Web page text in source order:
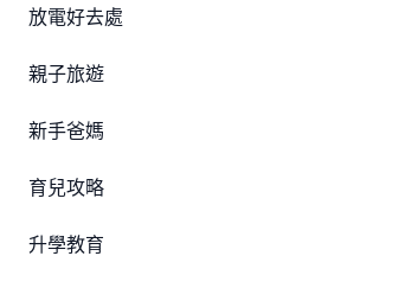
放電好去處
親子旅遊
新手爸媽
育兒攻略
升學教育